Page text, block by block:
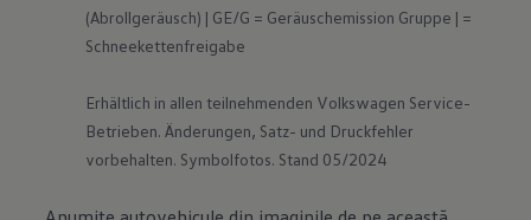
(Abrollgeräusch) | GE/G = Geräuschemission Gruppe | =
Schneekettenfreigabe
Erhältlich in allen teilnehmenden Volkswagen Service-
Betrieben. Änderungen, Satz- und Druckfehler
vorbehalten. Symbolfotos. Stand 05/2024